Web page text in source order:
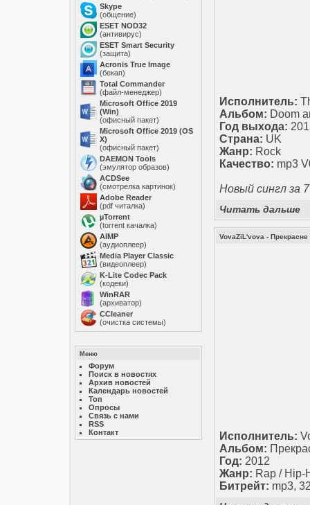
Skype
(общение)
ESET NOD32
(антивирус)
ESET Smart Security
(защита)
Acronis True Image
(бекап)
Total Commander
(файл-менеджер)
Microsoft Office 2019
(Win)
(офисный пакет)
Microsoft Office 2019 (OS
X)
(офисный пакет)
DAEMON Tools
(эмулятор образов)
ACDSee
(смотрелка картинок)
Adobe Reader
(pdf читалка)
µTorrent
(torrent качалка)
AIMP
(аудиоплеер)
Media Player Classic
(видеоплеер)
K-Lite Codec Pack
(кодеки)
WinRAR
(архиватор)
ССleaner
(очистка системы)
Меню
Форум
Поиск в новостях
Архив новостей
Календарь новостей
Топ
Опросы
Связь с нами
RSS
Контакт
Исполнитель:
Альбом: Doom
Год выхода:
Страна: UK
Жанр: Rock
Качество: mp3
Новый сингл за
Читать дальше
VovaZiL'vova - Прекрасне
Исполнитель:
Альбом:
Год: 2012
Жанр: Rap / Hip-
Битрейт: mp3,